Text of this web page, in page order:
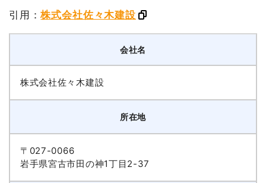
引用：株式会社佐々木建設
会社名
株式会社佐々木建設
所在地
〒027-0066
岩手県宮古市田の神1丁目2-37